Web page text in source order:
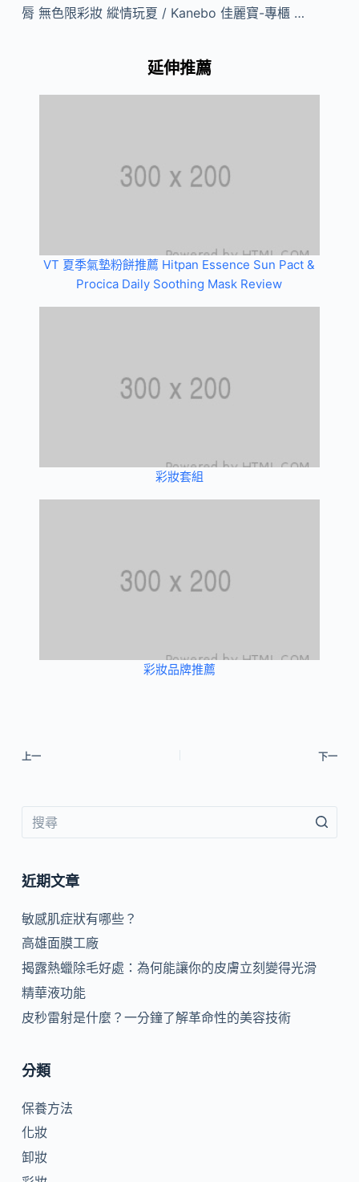
脣 無色限彩妝 縱情玩夏 / Kanebo 佳麗寶-專櫃 …
延伸推薦
VT 夏季氣墊粉餅推薦 Hitpan Essence Sun Pact &
Procica Daily Soothing Mask Review
彩妝套組
彩妝品牌推薦
上一 下一
近期文章
敏感肌症狀有哪些？
高雄面膜工廠
揭露熱蠟除毛好處：為何能讓你的皮膚立刻變得光滑
精華液功能
皮秒雷射是什麼？一分鐘了解革命性的美容技術
分類
保養方法
化妝
卸妝